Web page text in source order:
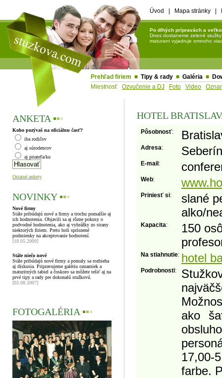
Úvod Mapa stránky
Po dlhých prípravách a
Dnes dostaneme zelené
maturant vyjadruje omnoho
Prehľad firiem ■ Tipy & rady ■ Galéria ■
Miestnosť
Ozvučenie a DJ Foto Video
ANKETA ▪▪▪
Koho pozývaš na oficiálnu časť?
iba rodičov
aj súrodencov
aj priateľa/ku
Ostatné ankety
NOVINKY ▪▪▪
Nové firmy
Stále pribúdajú nové a firmy a trochu pomalšie aj
ich hodnotenia. Objavili sa aj rôzne pokusy o
podvodné hodnotenia, ako aj vyhrážky zo strany
niektorých firiem. Preto boli sprísnené
podmienky na akceptovanie hodnotení.
[18.05.2009]
Stále niečo nové
Stále pribúdajú nové firmy a pomaly sa rozbieha
aj diskusia. Pripravujeme galériu oznamiek a
maturitných tabiel a čoskoro sa môžete tešiť aj na
prvé tipy a rady pre dokonalú stužkovú.
[03.08.2007]
FOTOGALÉRIA ▪▪▪
HOTEL
Pôsobnosť:
Adresa:
E-mail :
Web:
Priniesť si:
slané
alko/
Kapacita:
150
Na stiahnutie: hotel
Podrobnosti:
ako
17,00-
farbe.